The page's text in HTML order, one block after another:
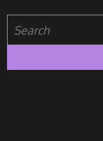
for: